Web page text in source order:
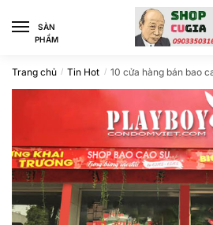
navigation
content
SÀN
PHẨM
Trang chủ / Tin Hot / 10 cửa hàng bán bao cao